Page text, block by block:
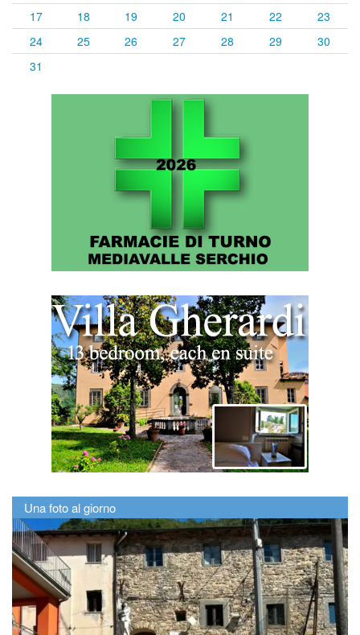
17
18 19 20 21 22
23
24
25 26 27 28 29
30
31
Una foto al giorno